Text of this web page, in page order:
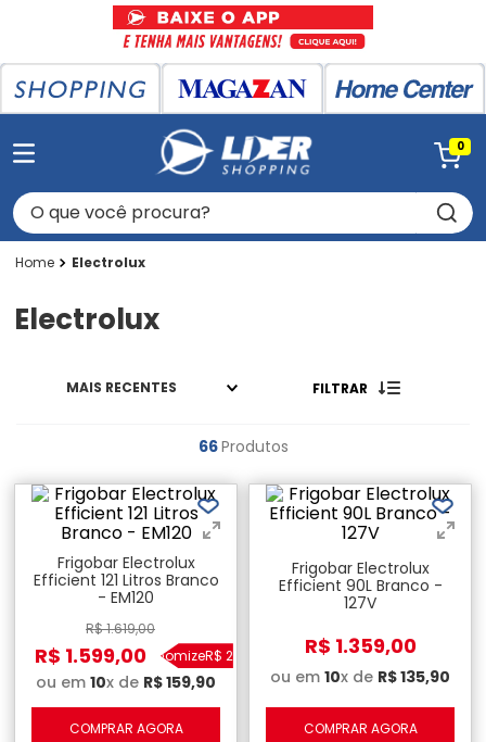
0
O que você procura?
Electrolux
Electrolux
MAIS RECENTES FILTRAR
66Produtos
Frigobar Electrolux
Efficient 121 Litros Branco
- EM120
R$1.619,00
R$ 1.599,00EconomizeR$ 20
ou em 10x de R$159,90
COMPRAR AGORA
Frigobar Electrolux
Efficient 90L Branco -
127V
R$ 1.359,00
ou em 10x de R$135,90
COMPRAR AGORA